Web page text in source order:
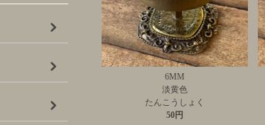
6MM
淡黄色
たんこうしょく
50円